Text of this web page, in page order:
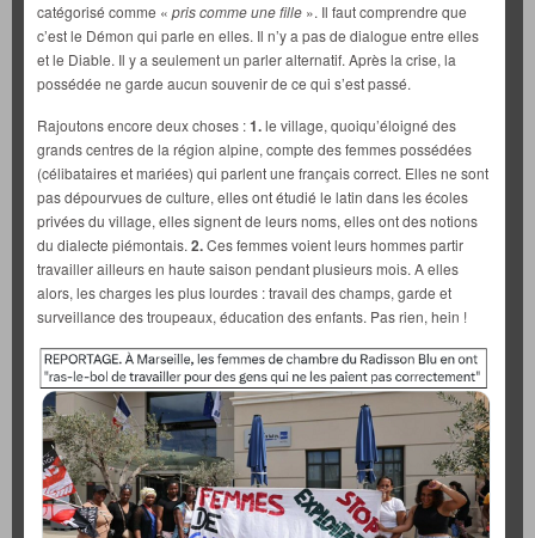
catégorisé comme « pris comme une fille ». Il faut comprendre que
c’est le Démon qui parle en elles. Il n’y a pas de dialogue entre elles
et le Diable. Il y a seulement un parler alternatif. Après la crise, la
possédée ne garde aucun souvenir de ce qui s’est passé.
Rajoutons encore deux choses :1.le village, quoiqu’éloigné des
grands centres de la région alpine, compte des femmes possédées
(célibataires et mariées) qui parlent une français correct. Elles ne sont
pas dépourvues de culture, elles ont étudié le latin dans les écoles
privées du village, elles signent de leurs noms, elles ont des notions
du dialecte piémontais. 2.Ces femmes voient leurs hommes partir
travailler ailleurs en haute saison pendant plusieurs mois. A elles
alors, les charges les plus lourdes : travail des champs, garde et
surveillance des troupeaux, éducation des enfants. Pas rien, hein !